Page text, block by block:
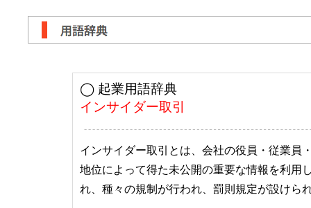
◯ 起業用語辞典
インサイダー取引
インサイダー取引とは、会社の役員・従業員
地位によって得た未公開の重要な情報を利用
れ、種々の規制が行われ、罰則規定が設けら